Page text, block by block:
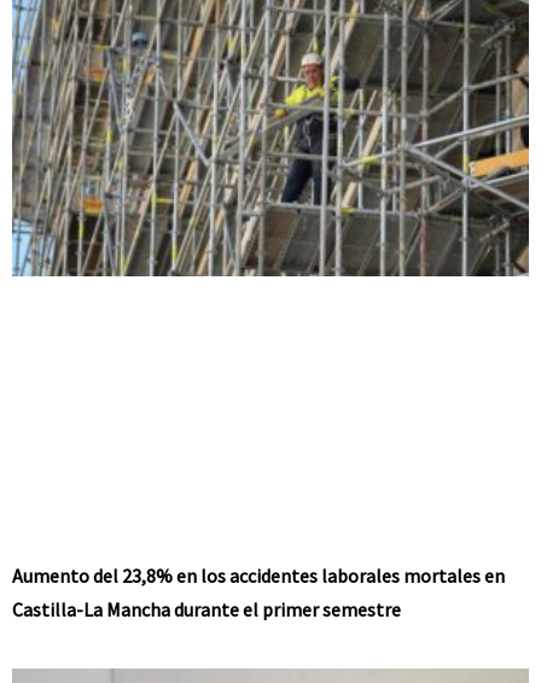
Aumento del 23,8% en los accidentes laborales mortales en
Castilla-La Mancha durante el primer semestre